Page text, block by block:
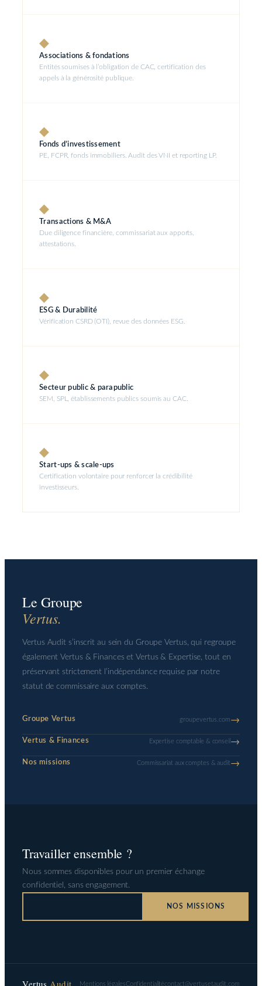
◆
Associations & fondations
Entités soumises à l’obligation de CAC, certification des
appels à la générosité publique.
◆
Fonds d’investissement
PE, FCPR, fonds immobiliers. Audit des VNI et reporting LP.
◆
Transactions & M&A
Due diligence financière, commissariat aux apports,
attestations.
◆
ESG & Durabilité
Vérification CSRD (OTI), revue des données ESG.
◆
Secteur public & parapublic
SEM, SPL, établissements publics soumis au CAC.
◆
Start-ups & scale-ups
Certification volontaire pour renforcer la crédibilité
investisseurs.
Le Groupe
Vertus.
Vertus Audit s’inscrit au sein du Groupe Vertus, qui regroupe
également Vertus & Finances et Vertus & Expertise, tout en
préservant strictement l’indépendance requise par notre
statut de commissaire aux comptes.
Groupe Vertus groupevertus.com→
Vertus & Finances Expertise comptable & conseil→
Nos missions Commissariat aux comptes & audit→
Travailler ensemble ?
Nous sommes disponibles pour un premier échange
confidentiel, sans engagement.
NOS MISSIONS
Mentions légalesConfidentialitécontact@vertusetaudit.com